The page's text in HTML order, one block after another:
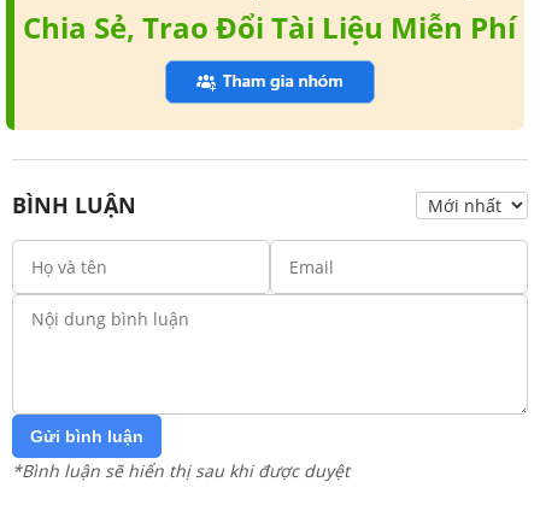
Chia Sẻ, Trao Đổi Tài Liệu Miễn Phí
BÌNH LUẬN
Gửi bình luận
*Bình luận sẽ hiển thị sau khi được duyệt